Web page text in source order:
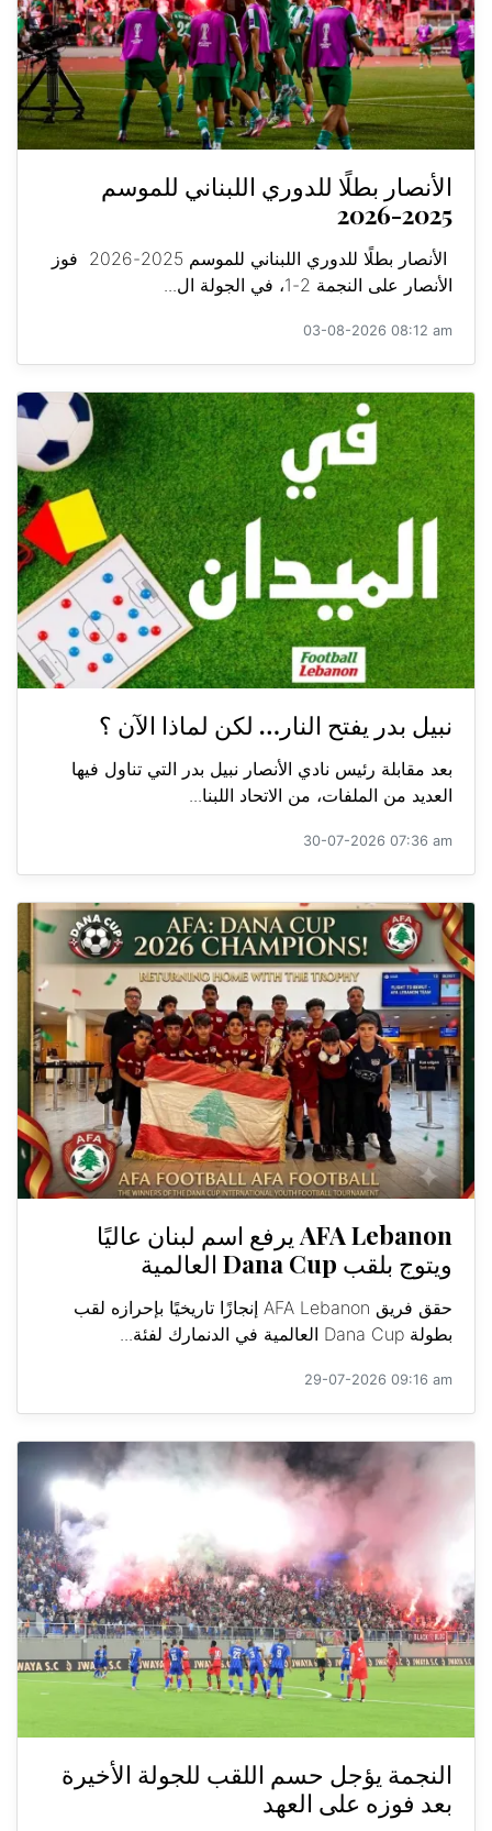
الأنصار بطلًا للدوري اللبناني للموسم
2025-2026
الأنصار بطلًا للدوري اللبناني للموسم 2025-2026 فوز
الأنصار على النجمة 2-1، في الجولة ال...
03-08-2026 08:12 am
نبيل بدر يفتح النار… لكن لماذا الآن ؟
بعد مقابلة رئيس نادي الأنصار نبيل بدر التي تناول فيها
العديد من الملفات، من الاتحاد اللبنا...
30-07-2026 07:36 am
AFA Lebanon يرفع اسم لبنان عاليًا
ويتوج بلقب Dana Cup العالمية
حقق فريق AFA Lebanon إنجازًا تاريخيًا بإحرازه لقب
بطولة Dana Cup العالمية في الدنمارك لفئة...
29-07-2026 09:16 am
النجمة يؤجل حسم اللقب للجولة الأخيرة
بعد فوزه على العهد